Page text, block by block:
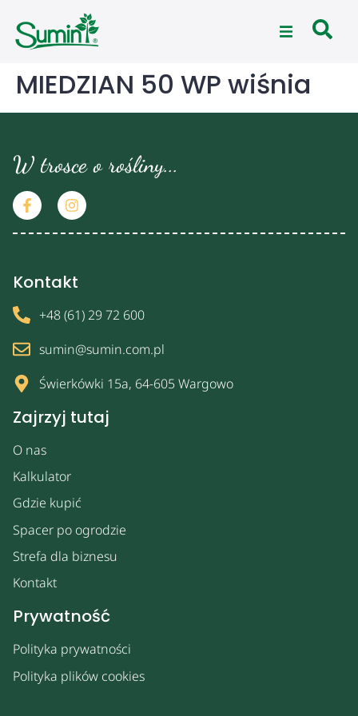
MIEDZIAN 50 WP wiśnia
W trosce o rośliny...
Zajrzyj tutaj
O nas
Kalkulator
Gdzie kupić
Spacer po ogrodzie
Strefa dla biznesu
Kontakt
Prywatność
Polityka prywatności
Polityka plików cookies
Kontakt
+48 (61) 29 72 600
sumin@sumin.com.pl
Świerkówki 15a, 64-605 Wargowo